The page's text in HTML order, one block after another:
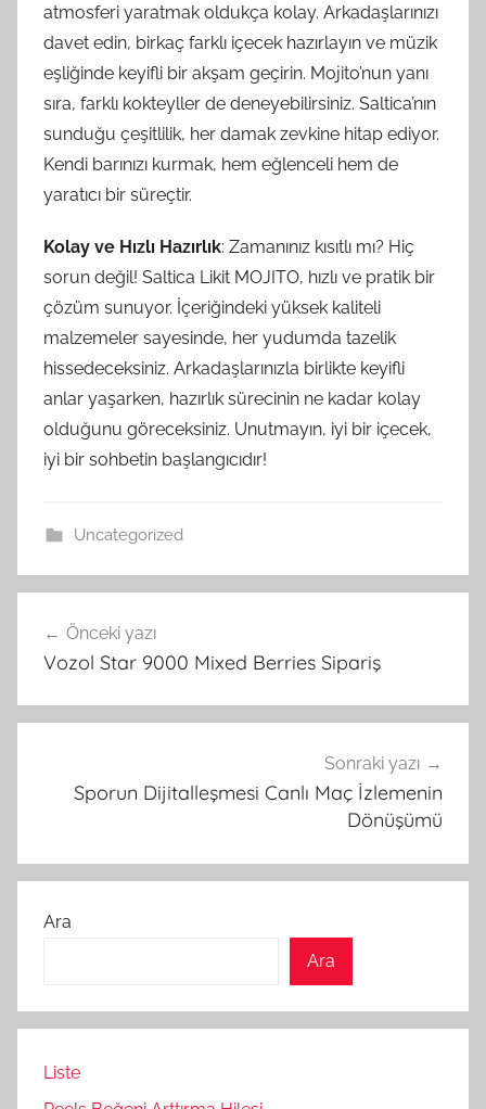
atmosferi yaratmak oldukça kolay. Arkadaşlarınızı
davet edin, birkaç farklı içecek hazırlayın ve müzik
eşliğinde keyifli bir akşam geçirin. Mojito’nun yanı
sıra, farklı kokteyller de deneyebilirsiniz. Saltica’nın
sunduğu çeşitlilik, her damak zevkine hitap ediyor.
Kendi barınızı kurmak, hem eğlenceli hem de
yaratıcı bir süreçtir.
Kolay ve Hızlı Hazırlık: Zamanınız kısıtlı mı? Hiç
sorun değil! Saltica Likit MOJITO, hızlı ve pratik bir
çözüm sunuyor. İçeriğindeki yüksek kaliteli
malzemeler sayesinde, her yudumda tazelik
hissedeceksiniz. Arkadaşlarınızla birlikte keyifli
anlar yaşarken, hazırlık sürecinin ne kadar kolay
olduğunu göreceksiniz. Unutmayın, iyi bir içecek,
iyi bir sohbetin başlangıcıdır!
Uncategorized
gezinmesi
Önceki yazı
Vozol Star 9000 Mixed Berries Sipariş
Sonraki yazı
Sporun Dijitalleşmesi Canlı Maç İzlemenin
Dönüşümü
Ara
Ara
Liste